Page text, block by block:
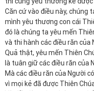
Căn cứ vào điều này, chúng
mình yêu thương con cái
đó là chúng ta yêu mến
và thi hành các điều răn của
Quả thật, yêu mến Thiên
là tuân giữ các điều răn của
Mà các điều răn của Người
vì mọi kẻ đã được Thiên